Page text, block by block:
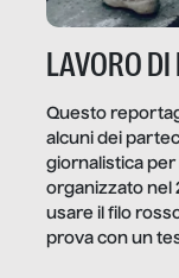
LAVORO
Questo
alcuni dei
giornalistica per
organizzato nel
usare il filo
prova con un